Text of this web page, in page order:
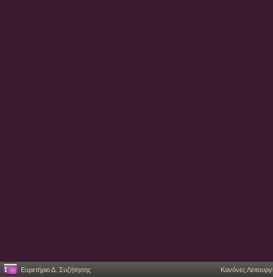
Ευρετήριο Δ. Συζήτησης Κανόνες